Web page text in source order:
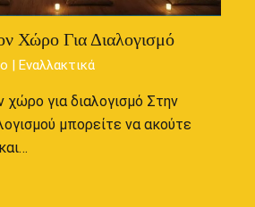
Χώρο Για Διαλογισμό
Εναλλακτικά
χώρο για διαλογισμό Στην
μπορείτε να ακούτε